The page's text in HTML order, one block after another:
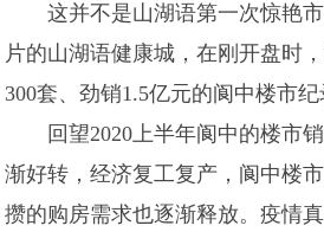
这并不是山湖语第一次惊艳
片的山湖语健康城，在刚开盘时
300套、劲销1.5亿元的阆中楼市纪
回望2020上半年阆中的楼市
渐好转，经济复工复产，阆中楼
攒的购房需求也逐渐释放。疫情